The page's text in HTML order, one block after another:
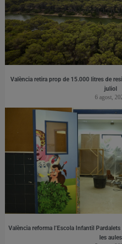
València retira prop de 15.000 litres de
juliol
6 agost,
València reforma l’Escola Infantil
les aules